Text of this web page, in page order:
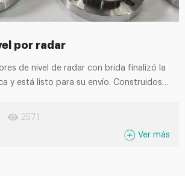
por radar
de nivel de radar con brida finalizó la
y está listo para su envío. Construidos
en medio de vapor, espuma y
2571
Ver más